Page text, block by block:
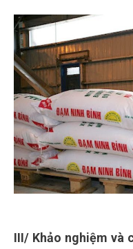
III/ Khảo nghiệm và